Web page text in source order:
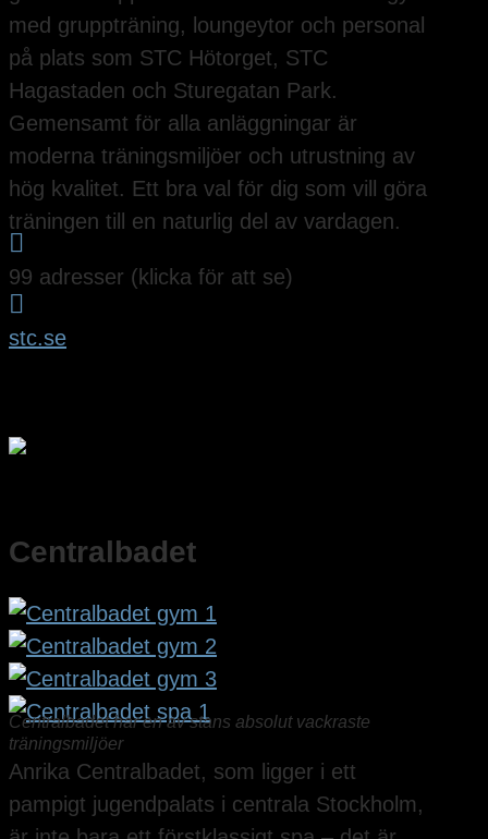
med gruppträning, loungeytor och personal
på plats som STC Hötorget, STC
Hagastaden och Sturegatan Park.
Gemensamt för alla anläggningar är
moderna träningsmiljöer och utrustning av
hög kvalitet. Ett bra val för dig som vill göra
träningen till en naturlig del av vardagen.

99 adresser (klicka för att se)

stc.se
Centralbadet
Centralbadet har en av stans absolut vackraste
träningsmiljöer
Anrika Centralbadet, som ligger i ett
pampigt jugendpalats i centrala Stockholm,